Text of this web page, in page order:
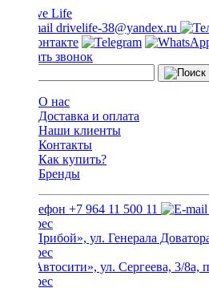
drivelife-38@yandex.ru
Заказать звонок
О нас
Доставка и оплата
Наши клиенты
Контакты
Как купить?
Бренды
+7 964 11 500 11
ТЦ «Прибой», ул. Генерала
ТЦ «Автосити», ул. Сергеева, 3/8а,